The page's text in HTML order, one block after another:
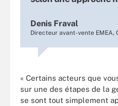
Denis Fraval
Directeur avant-vente EMEA,
« Certains acteurs que
sur une des étapes de la
se sont tout simplement